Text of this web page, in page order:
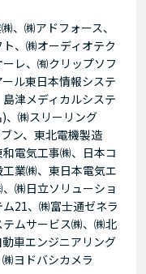
、㈱アドフォース、
、㈱オーディオテク
レ、㈲クリップソフ
ル東日本情報システ
津メディカルシステ
、㈱スリーリング
ン、東北電機製造
電気工事㈱、日本コ
業㈱、東日本電気エ
㈱日立ソリューショ
21、㈱富士通ゼネラ
ムサービス㈱、㈱北
車エンジニアリング
ヨドバシカメラ